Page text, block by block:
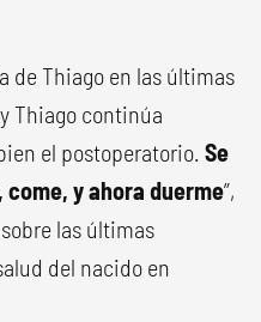
de Thiago en las últimas
Thiago continúa
el postoperatorio. Se
y ahora duerme”,
las últimas
del nacido en